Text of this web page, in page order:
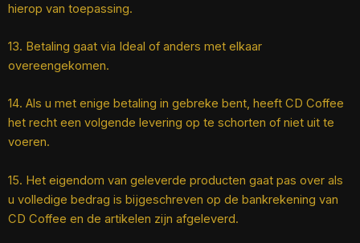
hierop van toepassing.
13. Betaling gaat via Ideal of anders met elkaar
overeengekomen.
14. Als u met enige betaling in gebreke bent, heeft CD Coffee
het recht een volgende levering op te schorten of niet uit te
voeren.
15. Het eigendom van geleverde producten gaat pas over als
u volledige bedrag is bijgeschreven op de bankrekening van
CD Coffee en de artikelen zijn afgeleverd.